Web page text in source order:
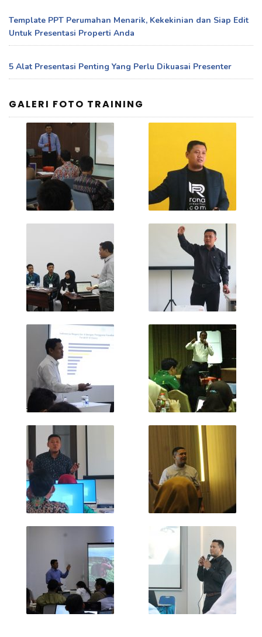
Template PPT Perumahan Menarik, Kekekinian dan Siap Edit
Untuk Presentasi Properti Anda
5 Alat Presentasi Penting Yang Perlu Dikuasai Presenter
GALERI FOTO TRAINING